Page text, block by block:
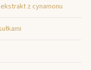
z cynamonu